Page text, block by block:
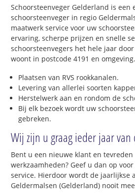
Schoorsteenveger Gelderland is een
schoorsteenveger in regio
maatwerk service voor uw
ervaring, scherpe prijzen en snelle
schoorsteenvegers het hele jaar
woont in postcode 4191 en omgeving.
Plaatsen van RVS rookkanalen.
Levering van allerlei soorten
Herstelwerk aan en rondom de
Bij elk bezoek wordt uw
gebreken.
Wij zijn u graag ieder jaar van
Bent u een nieuwe klant en tevreden
werkzaamheden? Geef u dan op
service. Hierdoor wordt de jaarlijkse
Geldermalsen (Gelderland) nooit